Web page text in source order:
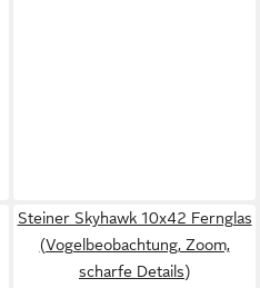
Steiner Skyhawk 10x42 Fernglas
(Vogelbeobachtung, Zoom,
scharfe Details)